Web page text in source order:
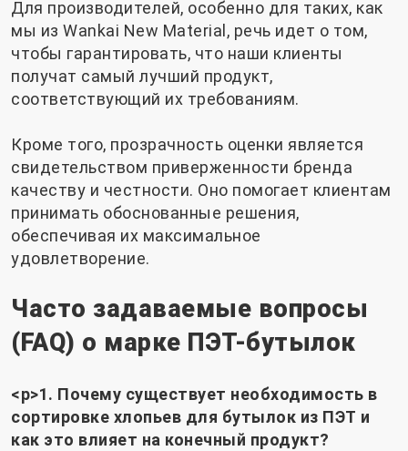
Для производителей, особенно для таких, как
мы из Wankai New Material, речь идет о том,
чтобы гарантировать, что наши клиенты
получат самый лучший продукт,
соответствующий их требованиям.
Кроме того, прозрачность оценки является
свидетельством приверженности бренда
качеству и честности. Оно помогает клиентам
принимать обоснованные решения,
обеспечивая их максимальное
удовлетворение.
Часто задаваемые вопросы
(FAQ) о марке ПЭТ-бутылок
<р>1. Почему существует необходимость в
сортировке хлопьев для бутылок из ПЭТ и
как это влияет на конечный продукт?